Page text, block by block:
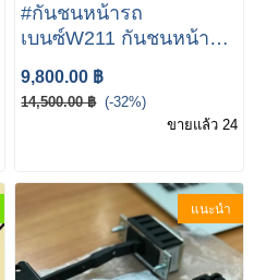
#กันชนหน้ารถ
เบนซ์W211 กันชนหน้า
Benz กันชนหน้า
MERCEDES-BENZ
W211 E200Kom
9,800.00 ฿
14,500.00 ฿ (-32%)
ขายแล้ว 24
แนะนำ